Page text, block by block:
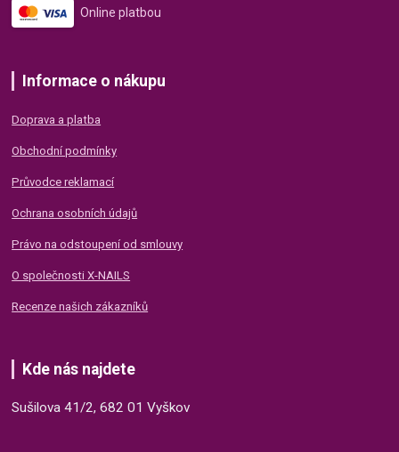
Online platbou
Informace o nákupu
Doprava a platba
Obchodní podmínky
Průvodce reklamací
Ochrana osobních údajů
Právo na odstoupení od smlouvy
O společnosti X-NAILS
Recenze našich zákazníků
Kde nás najdete
Sušilova 41/2, 682 01 Vyškov